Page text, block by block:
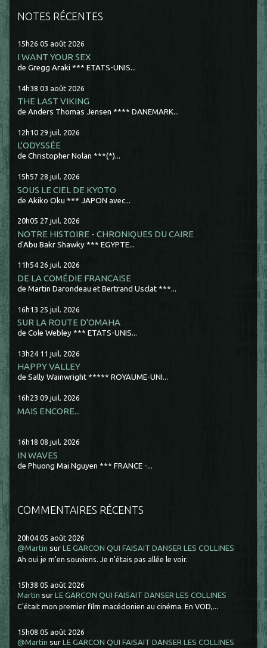
NOTES RÉCENTES
15h26 05 août 2026
I WANT YOUR SEX
de Gregg Araki *** ETATS-UNIS...
14h38 03 août 2026
THE LAST VIKING
de Anders Thomas Jensen **** DANEMARK...
12h10 29 juil. 2026
L'ODYSSÉE
de Christopher Nolan ***(*)...
15h57 28 juil. 2026
SOUS LE CIEL DE KYOTO
de Akiko Oku *** JAPON avec...
20h05 27 juil. 2026
NOTRE HISTOIRE - CHRONIQUES DU CAIRE
d'Abu Bakr Shawky *** EGYPTE...
11h54 26 juil. 2026
DE LA COMÉDIE FRANCAISE
de Martin Darondeau et Bertrand Usclat ***...
16h13 25 juil. 2026
SUR LA ROUTE D'OMAHA
de Cole Webley *** ETATS-UNIS...
13h24 11 juil. 2026
HAPPY VALLEY
de Sally Wainwright ***** ROYAUME-UNI...
16h23 09 juil. 2026
MAIS ENCORE...
16h18 08 juil. 2026
IN WAVES
de Phuong Mai Nguyen *** FRANCE -...
COMMENTAIRES RÉCENTS
20h04 05 août 2026
@Martin surLE GARCON QUI FAISAIT DANSER LES COLLINES
Ah oui je m'en souviens. Je n'étais pas allée le voir.
15h38 05 août 2026
Martin surLE GARCON QUI FAISAIT DANSER LES COLLINES
C'était mon premier film macédonien au cinéma. En VOD,...
15h08 05 août 2026
@Martin surLE GARCON QUI FAISAIT DANSER LES COLLINES